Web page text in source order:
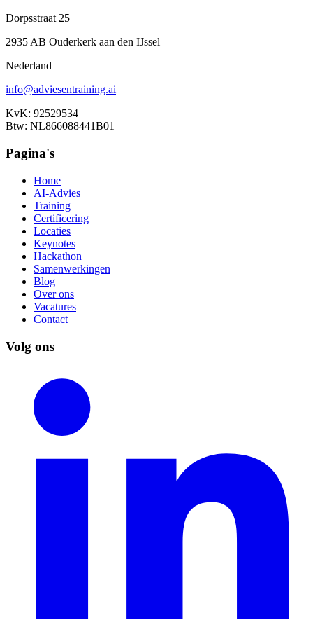
Dorpsstraat 25
2935 AB Ouderkerk aan den IJssel
Nederland
info@adviesentraining.ai
KvK: 92529534
Btw: NL866088441B01
Pagina's
Home
AI-Advies
Training
Certificering
Locaties
Keynotes
Hackathon
Samenwerkingen
Blog
Over ons
Vacatures
Contact
Volg ons